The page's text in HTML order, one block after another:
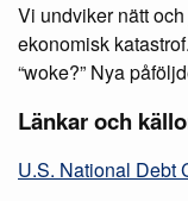
Vi undviker nätt
ekonomisk
“woke?” Nya
Länkar och
U.S. National Debt